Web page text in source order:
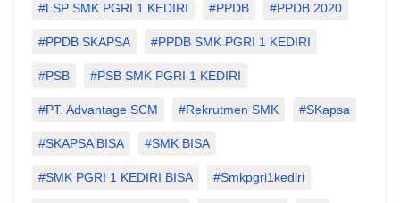
#LSP SMK PGRI 1 KEDIRI #PPDB #PPDB 2020
#PPDB SKAPSA #PPDB SMK PGRI 1 KEDIRI
#PSB #PSB SMK PGRI 1 KEDIRI
#PT. Advantage SCM #Rekrutmen SMK #SKapsa
#SKAPSA BISA #SMK BISA
#SMK PGRI 1 KEDIRI BISA #smkpgri1kediri